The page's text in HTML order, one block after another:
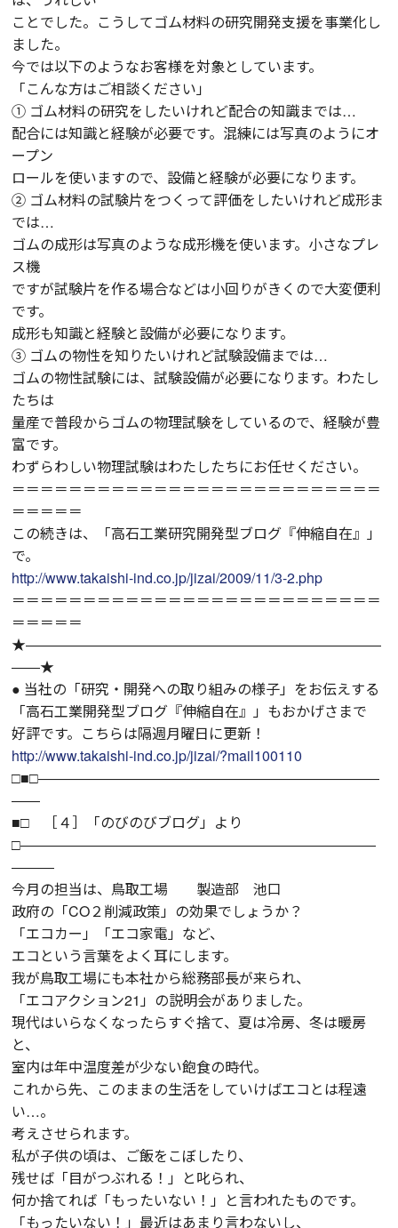
ことでした。こうしてゴム材料の研究開発支援を事業化し
ました。
今では以下のようなお客様を対象としています。
「こんな方はご相談ください」
① ゴム材料の研究をしたいけれど配合の知識までは…
配合には知識と経験が必要です。混練には写真のようにオ
ープン
ロールを使いますので、設備と経験が必要になります。
② ゴム材料の試験片をつくって評価をしたいけれど成形ま
では…
ゴムの成形は写真のような成形機を使います。小さなプレ
ス機
ですが試験片を作る場合などは小回りがきくので大変便利
です。
成形も知識と経験と設備が必要になります。
③ ゴムの物性を知りたいけれど試験設備までは…
ゴムの物性試験には、試験設備が必要になります。わたし
たちは
量産で普段からゴムの物理試験をしているので、経験が豊
富です。
わずらわしい物理試験はわたしたちにお任せください。
＝＝＝＝＝＝＝＝＝＝＝＝＝＝＝＝＝＝＝＝＝＝＝＝＝＝
＝＝＝＝＝
この続きは、「高石工業研究開発型ブログ『伸縮自在』」
で。
http://www.takaishi-ind.co.jp/jizai/2009/11/3-2.php
＝＝＝＝＝＝＝＝＝＝＝＝＝＝＝＝＝＝＝＝＝＝＝＝＝＝
＝＝＝＝＝
★―――――――――――――――――――――――――
――★
● 当社の「研究・開発への取り組みの様子」をお伝えする
「高石工業開発型ブログ『伸縮自在』」もおかげさまで
好評です。こちらは隔週月曜日に更新！
http://www.takaishi-ind.co.jp/jizai/?mail100110
□■□――――――――――――――――――――――――
――
■□ ［４］「のびのびブログ」より
□―――――――――――――――――――――――――
―――
今月の担当は、鳥取工場 製造部 池口
政府の「CO２削減政策」の効果でしょうか？
「エコカー」「エコ家電」など、
エコという言葉をよく耳にします。
我が鳥取工場にも本社から総務部長が来られ、
「エコアクション21」の説明会がありました。
現代はいらなくなったらすぐ捨て、夏は冷房、冬は暖房
と、
室内は年中温度差が少ない飽食の時代。
これから先、このままの生活をしていけばエコとは程遠
い…。
考えさせられます。
私が子供の頃は、ご飯をこぼしたり、
残せば「目がつぶれる！」と叱られ、
何か捨てれば「もったいない！」と言われたものです。
「もったいない！」最近はあまり言わないし、